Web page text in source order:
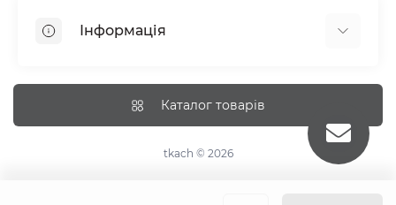
Простирадла на резинці
Інформація
Доставка
Каталог товарів
tkach © 2026